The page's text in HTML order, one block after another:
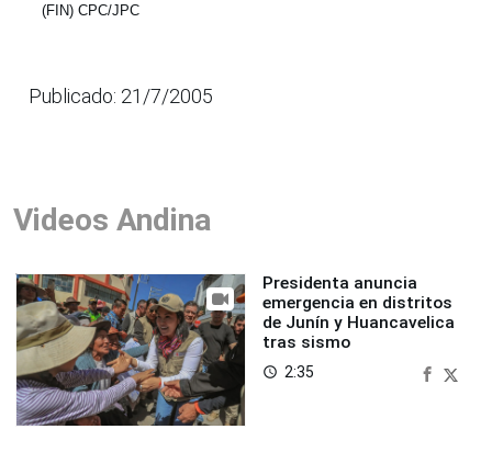
(FIN) CPC/JPC
Publicado: 21/7/2005
Videos Andina
Presidenta anuncia
emergencia en distritos
de Junín y Huancavelica
tras sismo
access_time 2:35